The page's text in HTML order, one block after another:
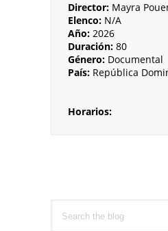
Director: Mayra
Elenco: N/A
Año: 2026
Duración: 80
Género: Documental
País: República
Horarios: